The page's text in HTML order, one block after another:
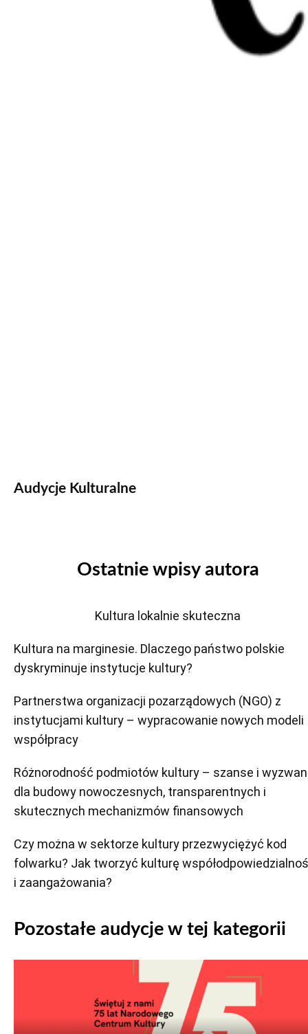
Audycje Kulturalne
Ostatnie wpisy autora
Kultura lokalnie skuteczna
Kultura na marginesie. Dlaczego państwo polskie
dyskryminuje instytucje kultury?
Partnerstwa organizacji pozarządowych (NGO) z
instytucjami kultury – wypracowanie nowych modeli
współpracy
Różnorodność podmiotów kultury – szanse i
dla budowy nowoczesnych, transparentnych i
skutecznych mechanizmów finansowych
Czy można w sektorze kultury przezwyciężyć kod
folwarku? Jak tworzyć kulturę
i zaangażowania?
Pozostałe audycje w tej kategorii